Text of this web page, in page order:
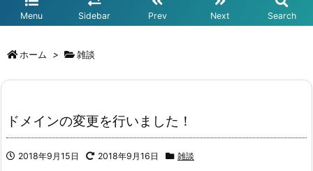
Menu Sidebar Prev Next Search
ホーム > 雑談
ドメインの変更を行いました！
2018年9月15日 2018年9月16日 雑談